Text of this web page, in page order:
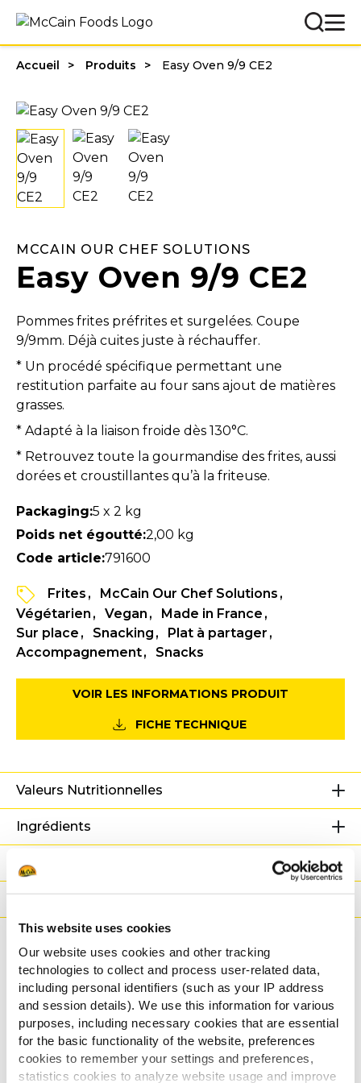
This website uses cookies
Our website uses cookies and other tracking
technologies to collect and process user-related data,
including personal identifiers (such as your IP address
and session details). We use this information for various
purposes, including necessary cookies that are essential
for the basic functionality of the website, preferences
cookies to remember your settings and preferences,
statistics cookies to analyze website usage and improve
Accueil Produits Easy Oven 9/9 CE2
MCCAIN OUR CHEF SOLUTIONS
Easy Oven 9/9 CE2
Pommes frites préfrites et surgelées. Coupe
9/9mm. Déjà cuites juste à réchauffer.
* Un procédé spécifique permettant une
restitution parfaite au four sans ajout de matières
grasses.
* Adapté à la liaison froide dès 130°C.
* Retrouvez toute la gourmandise des frites, aussi
dorées et croustillantes qu’à la friteuse.
Packaging:5 x 2 kg
Poids net égoutté:2,00 kg
Code article:791600
Frites
McCain Our Chef Solutions
Végétarien
Vegan
Made in France
Sur place
Snacking
Plat à partager
Accompagnement
Snacks
VOIR LES INFORMATIONS PRODUIT
FICHE TECHNIQUE
Valeurs Nutritionnelles
Ingrédients
Poids/Logistique
Modes de cuisson
Certifications
Recettes associées
Frites garnies de choucroute